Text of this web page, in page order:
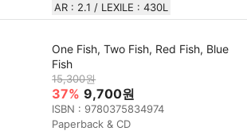
AR : 2.1 / LEXILE : 430L
One Fish, Two Fish, Red Fish, Blue
Fish
15,300원
37% 9,700원
ISBN : 9780375834974
Paperback & CD